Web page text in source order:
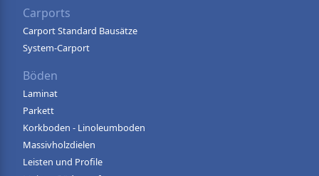
Carports
Carport Standard Bausätze
System-Carport
Böden
Laminat
Parkett
Korkboden - Linoleumboden
Massivholzdielen
Leisten und Profile